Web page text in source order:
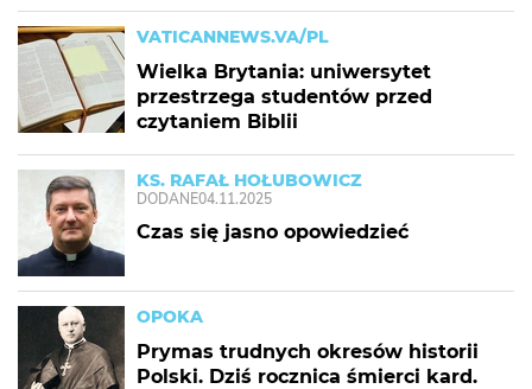
VATICANNEWS.VA/PL
Wielka Brytania: uniwersytet
przestrzega studentów przed
czytaniem Biblii
KS. RAFAŁ HOŁUBOWICZ
DODANE04.11.2025
Czas się jasno opowiedzieć
OPOKA
Prymas trudnych okresów historii
Polski. Dziś rocznica śmierci kard.